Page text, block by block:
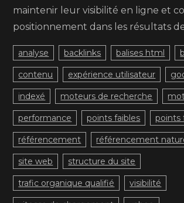
maintenir leur visibilité en ligne et
positionnement dans les résultats
analyse backlinks balises html
contenu expérience utilisateur
indexé moteurs de recherche
performance points faibles points
référencement référencement
site web structure du site
trafic organique qualifié visibilité